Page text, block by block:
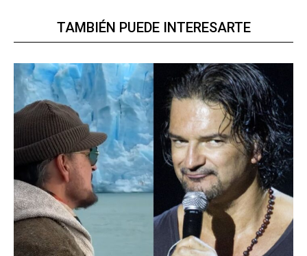
TAMBIÉN PUEDE INTERESARTE